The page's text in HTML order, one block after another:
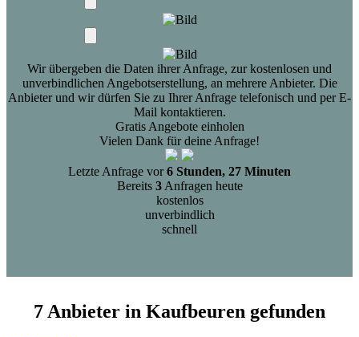
Wir übergeben die Daten ihrer Anfrage, zur kostenlosen und
unverbindlichen Angebotserstellung, an mehrere Anbieter. Die
Anbieter und wir dürfen Sie zu Ihrer Anfrage telefonisch und per E-
Mail kontaktieren.
Gratis Angebote einholen
Vielen Dank für deine Anfrage!
Letzte Anfrage vor6 Stunden, 27 Minuten
Bereits 3Anfragen heute
kostenlos
unverbindlich
schnell
7 Anbieter in Kaufbeuren gefunden